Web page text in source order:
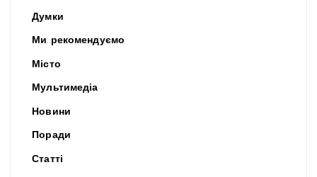
Думки
Ми рекомендуємо
Місто
Мультимедіа
Новини
Поради
Статті